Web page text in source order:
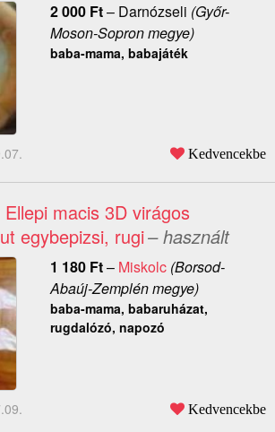
2 000 Ft– Darnózseli (Győr-
Moson-Sopron megye)
baba-mama, babajáték
Kedvencekbe
macis 3D virágos
egybepizsi, rugi– használt
1 180 Ft– Miskolc(Borsod-
Abaúj-Zemplén megye)
baba-mama, babaruházat,
rugdalózó, napozó
Kedvencekbe